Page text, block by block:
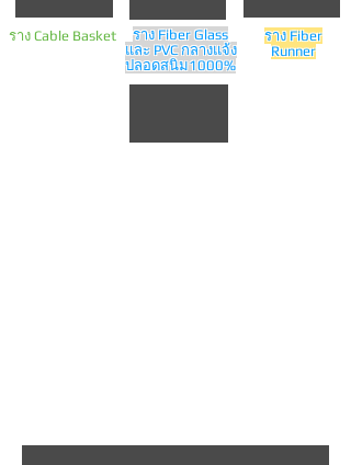
ที่ช่วยประหยัดค่าแรงและค่าติดตั้งให้
ท่านได้จริง สวยงาม มีมาตรฐาน
ยุโรป 100 %มีให้เลือก
หลายขนาด หลายวัสดุ และมีสินค้าพร้อม
ราง Cable Basket
ราง Fiber Glass
และ PVC กลางแจ้ง
ปลอดสนิม1000%
ราง Fiber
Runner